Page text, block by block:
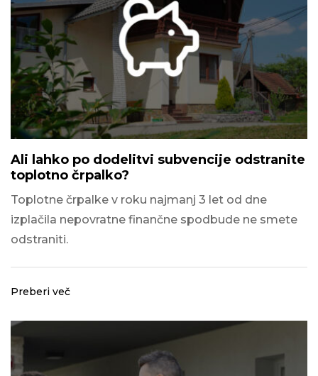
Ali lahko po dodelitvi subvencije odstranite
toplotno črpalko?
Toplotne črpalke v roku najmanj 3 let od dne
izplačila nepovratne finančne spodbude ne smete
odstraniti.
Preberi več